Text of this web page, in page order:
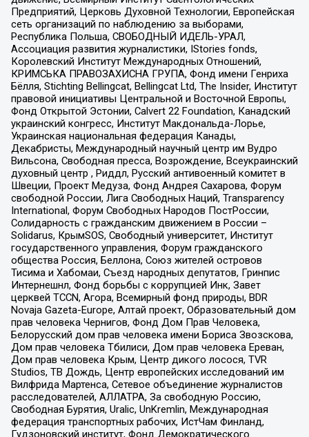
Предприятий, Церковь Духовной Технологии, Европейская
сеть организаций по наблюдению за выборами,
Республика Польша, СВОБОДНЫЙ ИДЕЛЬ-УРАЛ,
Ассоциация развития журналистики, IStories fonds,
Королевский Институт Международных Отношений,
КРИМСЬКА ПРАВОЗАХИСНА ГРУПА, Фонд имени Генриха
Бёлля, Stichting Bellingcat, Bellingcat Ltd, The Insider, Институт
правовой инициативы Центральной и Восточной Европы,
Фонд Открытой Эстонии, Calvert 22 Foundation, Канадский
украинский конгресс, Институт Макдональда-Лорье,
Украинская национальная федерация Канады,
Декабристы, Международный научный центр им Вудро
Вильсона, Свободная пресса, Возрождение, Всеукраинский
духовный центр , Риддл, Русский антивоенный комитет в
Швеции, Проект Медуза, Фонд Андрея Сахарова, Форум
свободной России, Лига Свободных Наций, Transparеncy
International, Форум Свободных Народов ПостРоссии,
Солидарность с гражданским движением в России –
Solidarus, КрымSOS, Свободный университет, Институт
государственного управления, Форум гражданского
общества Россия, Беллона, Союз жителей островов
Тисима и Хабомаи, Съезд народных депутатов, Гринпис
Интернешнл, Фонд борьбы с коррупцией Инк, Завет
церквей TCCN, Агора, Всемирный фонд природы, BDR
Novaja Gazeta-Europe, Алтай проект, Образовательный дом
прав человека Чернигов, Фонд Дом Прав Человека,
Белорусский дом прав человека имени Бориса Звозскова,
Дом прав человека Тбилиси, Дом прав человека Ереван,
Дом прав человека Крым, Центр дикого лосося, TVR
Studios, ТВ Дождь, Центр европейских исследований им
Вилфрида Мартенса, Сетевое объединение журналистов
расследователей, АЛЛАТРА, За свободную Россию,
Свободная Бурятия, Uralic, UnKremlin, Международная
федерация транспортных рабочих, ИстЧам Финланд,
Гудзоновский институт, Фонд Демократического